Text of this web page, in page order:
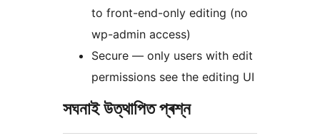
to front-end-only editing (no
wp-admin access)
Secure — only users with edit
permissions see the editing UI
সঘনাই উত্থাপিত প্ৰশ্ন